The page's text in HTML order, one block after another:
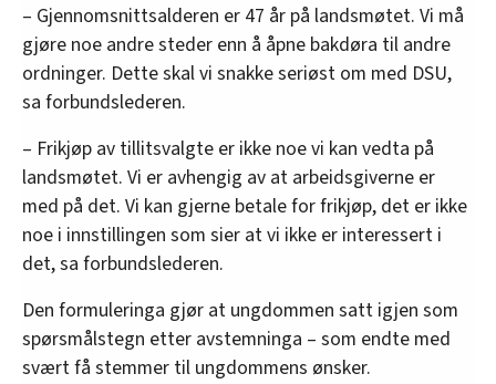
185 delegater velges av forbundets avdelinger. I
tillegg kommer de 23 som sitter i landsstyret –
forbundets nest øverste organ.
I år er det 254 forslag som skal behandles. De
har på forhånd blitt vurdert av forbundets
administrasjon, forbundsstyret og landsstyret.
Sistnevnte innstiller på vedtak på alle forslag.
Men alle 208 delegater står fritt til å gjenreise
innsendte forslag og på den måten snu
vedtakene fra landsstyret. Det er landsmøtet
som bestemmer til slutt.
– Gjennomsnittsalderen er 47 år på landsmøtet. Vi må
gjøre noe andre steder enn å åpne bakdøra til andre
ordninger. Dette skal vi snakke seriøst om med DSU,
sa forbundslederen.
– Frikjøp av tillitsvalgte er ikke noe vi kan vedta på
landsmøtet. Vi er avhengig av at arbeidsgiverne er
med på det. Vi kan gjerne betale for frikjøp, det er ikke
noe i innstillingen som sier at vi ikke er interessert i
det, sa forbundslederen.
Den formuleringa gjør at ungdommen satt igjen som
spørsmålstegn etter avstemninga – som endte med
svært få stemmer til ungdommens ønsker.